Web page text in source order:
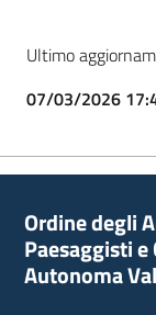
Ultimo
07/03/2026
Ordine degli
Paesaggisti
Autonoma